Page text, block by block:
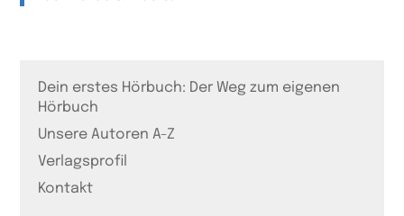
Dein erstes Hörbuch: Der Weg zum eigenen
Hörbuch
Unsere Autoren A-Z
Verlagsprofil
Kontakt